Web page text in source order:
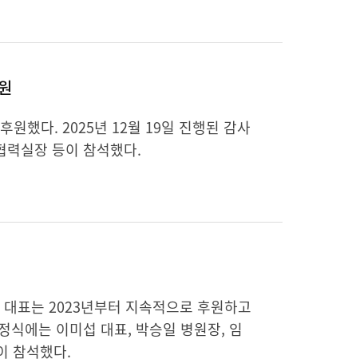
원했다. 2025년 12월 19일 진행된 감사
실장 등이 참석했다.
표는 2023년부터 지속적으로 후원하고
에는 이미섭 대표, 박승일 병원장, 임
참석했다.